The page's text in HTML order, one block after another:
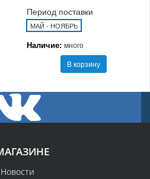
Период поставки
МАЙ - НОЯБРЬ
Наличие: много
В корзину
Новости